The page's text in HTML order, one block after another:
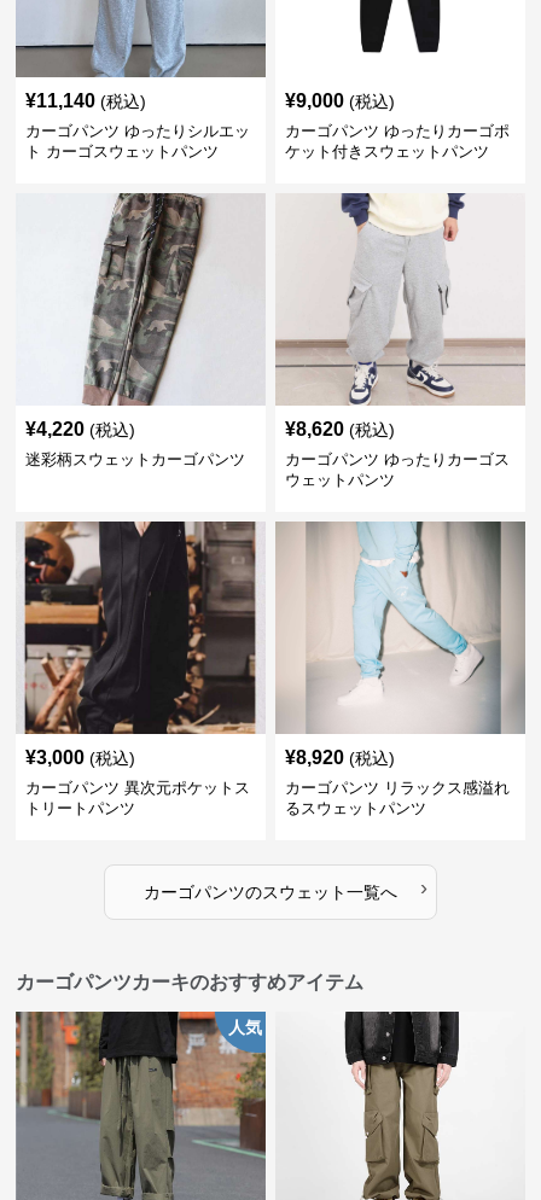
¥11,140 (税込)
カーゴパンツ ゆったりシルエッ
ト カーゴスウェットパンツ
¥9,000 (税込)
カーゴパンツ ゆったりカーゴポ
ケット付きスウェットパンツ
¥4,220 (税込)
迷彩柄スウェットカーゴパンツ
¥8,620 (税込)
カーゴパンツ ゆったりカーゴス
ウェットパンツ
¥3,000 (税込)
カーゴパンツ 異次元ポケットス
トリートパンツ
¥8,920 (税込)
カーゴパンツ リラックス感溢れ
るスウェットパンツ
カーゴパンツのスウェット一覧へ ›
カーゴパンツカーキのおすすめアイテム
人気